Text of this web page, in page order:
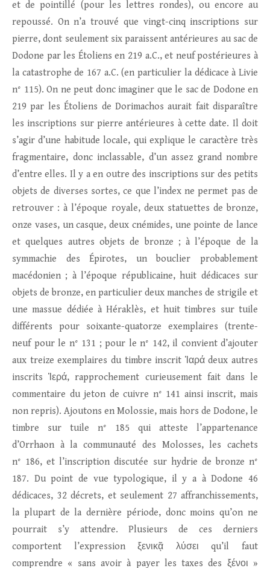
et de pointillé (pour les lettres rondes), ou encore au
repoussé. On n’a trouvé que vingt-cinq inscriptions sur
pierre, dont seulement six paraissent antérieures au sac de
Dodone par les Étoliens en 219 a.C., et neuf postérieures à
la catastrophe de 167 a.C. (en particulier la dédicace à Livie
n° 115). On ne peut donc imaginer que le sac de Dodone en
219 par les Étoliens de Dorimachos aurait fait disparaître
les inscriptions sur pierre antérieures à cette date. Il doit
s’agir d’une habitude locale, qui explique le caractère très
fragmentaire, donc inclassable, d’un assez grand nombre
d’entre elles. Il y a en outre des inscriptions sur des petits
objets de diverses sortes, ce que l’index ne permet pas de
retrouver : à l’époque royale, deux statuettes de bronze,
onze vases, un casque, deux cnémides, une pointe de lance
et quelques autres objets de bronze ; à l’époque de la
symmachie des Épirotes, un bouclier probablement
macédonien ; à l’époque républicaine, huit dédicaces sur
objets de bronze, en particulier deux manches de strigile et
une massue dédiée à Héraklès, et huit timbres sur tuile
différents pour soixante-quatorze exemplaires (trente-
neuf pour le n° 131 ; pour le n° 142, il convient d’ajouter
aux treize exemplaires du timbre inscrit Ἱαρά deux autres
inscrits Ἱερά, rapprochement curieusement fait dans le
commentaire du jeton de cuivre n° 141 ainsi inscrit, mais
non repris). Ajoutons en Molossie, mais hors de Dodone, le
timbre sur tuile n° 185 qui atteste l’appartenance
d’Orrhaon à la communauté des Molosses, les cachets
n° 186, et l’inscription discutée sur hydrie de bronze n°
187. Du point de vue typologique, il y a à Dodone 46
dédicaces, 32 décrets, et seulement 27 affranchissements,
la plupart de la dernière période, donc moins qu’on ne
pourrait s’y attendre. Plusieurs de ces derniers
comportent l’expression ξενικᾷ λύσει qu’il faut
comprendre « sans avoir à payer les taxes des ξένοι »